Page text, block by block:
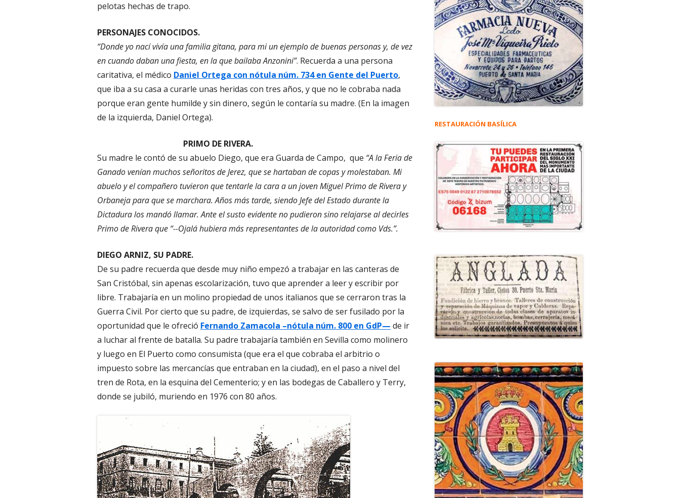
pelotas hechas de trapo.
PERSONAJES CONOCIDOS.
“Donde yo nací vivía una familia gitana, para mi un ejemplo de buenas personas y, de vez
en cuando daban una fiesta, en la que bailaba Anzonini”. Recuerda a una persona
caritativa, el médico Daniel Ortega con nótula núm. 734 en Gente del Puerto,
que iba a su casa a curarle unas heridas con tres años, y que no le cobraba nada
porque eran gente humilde y sin dinero, según le contaría su madre. (En la imagen
de la izquierda, Daniel Ortega).
PRIMO DE RIVERA.
Su madre le contó de su abuelo Diego, que era Guarda de Campo, que “A la Feria de
Ganado venían muchos señoritos de Jerez, que se hartaban de copas y molestaban. Mi
abuelo y el compañero tuvieron que tentarle la cara a un joven Miguel Primo de Rivera y
Orbaneja para que se marchara. Años más tarde, siendo Jefe del Estado durante la
Dictadura los mandó llamar. Ante el susto evidente no pudieron sino relajarse al decirles
Primo de Rivera que “--Ojalá hubiera más representantes de la autoridad como Vds.”.
DIEGO ARNIZ, SU PADRE.
De su padre recuerda que desde muy niño empezó a trabajar en las canteras de
San Cristóbal, sin apenas escolarización, tuvo que aprender a leer y escribir por
libre. Trabajaría en un molino propiedad de unos italianos que se cerraron tras la
Guerra Civil. Por cierto que su padre, de izquierdas, se salvo de ser fusilado por la
oportunidad que le ofreció Fernando Zamacola –nótula núm. 800 en GdP— de ir
a luchar al frente de batalla. Su padre trabajaría también en Sevilla como molinero
y luego en El Puerto como consumista (que era el que cobraba el arbitrio o
impuesto sobre las mercancías que entraban en la ciudad), en el paso a nivel del
tren de Rota, en la esquina del Cementerio; y en las bodegas de Caballero y Terry,
donde se jubiló, muriendo en 1976 con 80 años.
RESTAURACIÓN BASÍLICA